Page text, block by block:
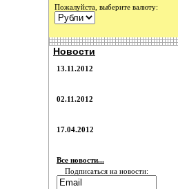
Пожалуйста, выберите валюту:
Новости
13.11.2012
02.11.2012
17.04.2012
Все новости...
Подписаться на новости: